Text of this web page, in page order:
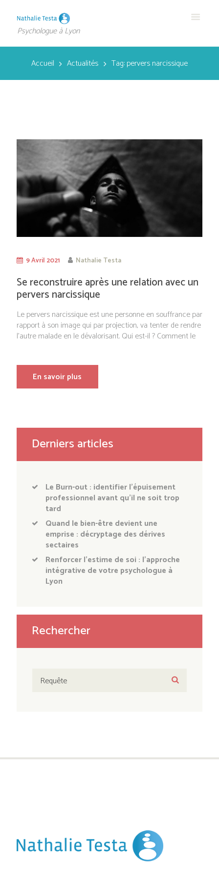
Psychologue à Lyon
Accueil Actualités Tag: pervers narcissique
9 Avril 2021 Nathalie Testa
Se reconstruire après une relation avec un
pervers narcissique
Le pervers narcissique est une personne en souffrance par
rapport à son image qui par projection, va tenter de rendre
l’autre malade en le dévalorisant. Qui est-il ? Comment le
En savoir plus
Derniers articles
Le Burn-out : identifier l’épuisement
professionnel avant qu’il ne soit trop
tard
Quand le bien-être devient une
emprise : décryptage des dérives
sectaires
Renforcer l’estime de soi : l’approche
intégrative de votre psychologue à
Lyon
Rechercher